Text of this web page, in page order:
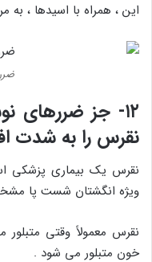
این ، همراه با اسیدها ،
۱۲- جز ضررهای
نقرس را به شدت
نقرس یک بیماری پزشکی
ویژه انگشتان شست پا
نقرس معمولاً وقتی
خون متبلور می شود .